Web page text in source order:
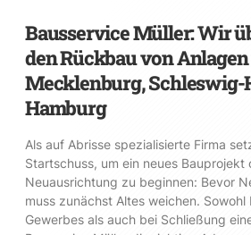
Bausservice Müller: Wir
den Rückbau von
Mecklenburg, Schleswig-
Hamburg
Als auf Abrisse spezialisierte Firma
Startschuss, um ein neues
Neuausrichtung zu beginnen: Bevor
muss zunächst Altes weichen. Sowohl
Gewerbes als auch bei Schließung